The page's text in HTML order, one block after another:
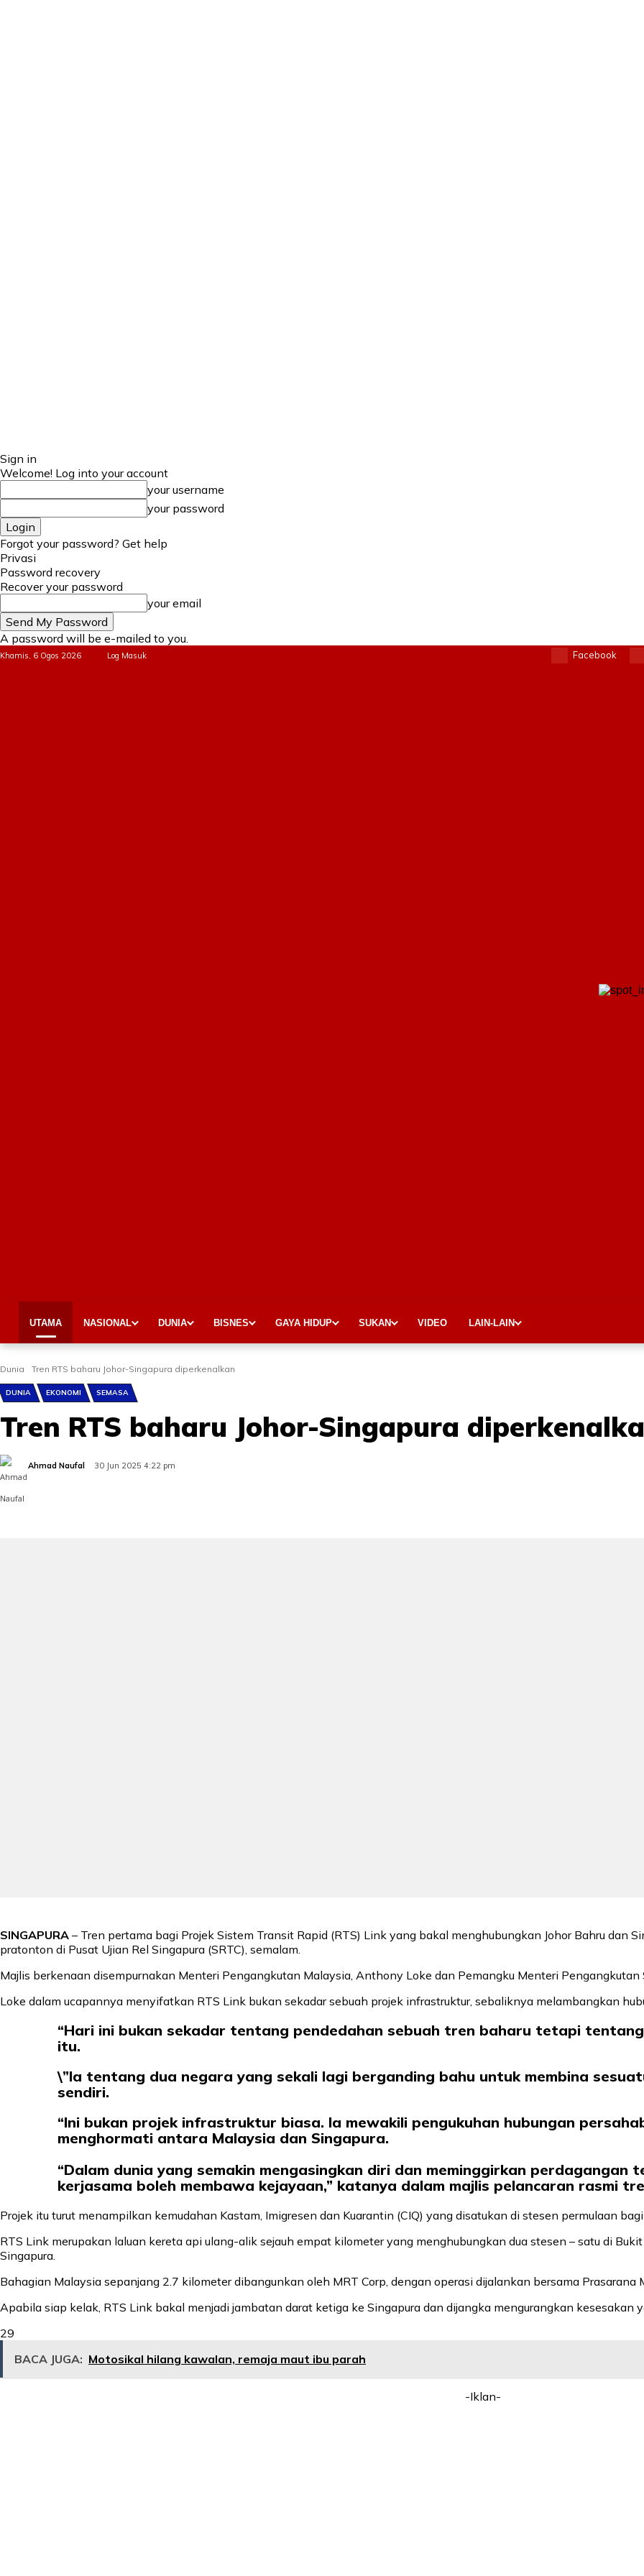
Sign in
Welcome! Log into your account
your username
your password
Forgot your password? Get help
Privasi
Password recovery
Recover your password
your email
A password will be e-mailed to you.
Khamis, 6 Ogos 2026 Log Masuk Facebook
UTAMA NASIONAL DUNIA BISNES GAYA HIDUP SUKAN VIDEO LAIN-LAIN
Dunia Tren RTS baharu Johor-Singapura diperkenalkan
DUNIA EKONOMI SEMASA
Tren RTS baharu Johor-Singapura
Ahmad Naufal 30 Jun 2025 4:22 pm
SINGAPURA – Tren pertama bagi Projek Sistem Transit Rapid (RTS) Link yang bakal menghubungkan Johor Bahru dan
pratonton di Pusat Ujian Rel Singapura (SRTC), semalam.
Majlis berkenaan disempurnakan Menteri Pengangkutan Malaysia, Anthony Loke dan Pemangku Menteri Pengangkutan
Loke dalam ucapannya menyifatkan RTS Link bukan sekadar sebuah projek infrastruktur, sebaliknya melambangkan
“Hari ini bukan sekadar tentang pendedahan sebuah tren baharu tetapi
itu.
\”Ia tentang dua negara yang sekali lagi berganding bahu untuk membina
sendiri.
“Ini bukan projek infrastruktur biasa. Ia mewakili pengukuhan hubungan
menghormati antara Malaysia dan Singapura.
“Dalam dunia yang semakin mengasingkan diri dan meminggirkan
kerjasama boleh membawa kejayaan,” katanya dalam majlis pelancaran rasmi
Projek itu turut menampilkan kemudahan Kastam, Imigresen dan Kuarantin (CIQ) yang disatukan di stesen permulaan
RTS Link merupakan laluan kereta api ulang-alik sejauh empat kilometer yang menghubungkan dua stesen – satu di
Singapura.
Bahagian Malaysia sepanjang 2.7 kilometer dibangunkan oleh MRT Corp, dengan operasi dijalankan bersama Prasarana
Apabila siap kelak, RTS Link bakal menjadi jambatan darat ketiga ke Singapura dan dijangka mengurangkan kesesakan
29
BACA JUGA: Motosikal hilang kawalan, remaja maut ibu parah
-Iklan-